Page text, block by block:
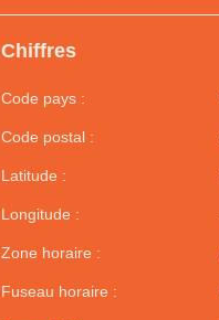
Chiffres
Code pays :
Code postal :
Latitude :
Longitude :
Zone horaire :
Fuseau horaire :